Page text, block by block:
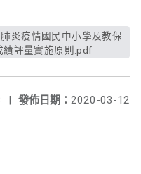
績評量實施原則.pdf
發佈日期： 2020-03-12
|